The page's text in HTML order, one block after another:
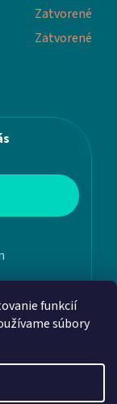
funkcií
súbory
Zatvorené
Zatvorené